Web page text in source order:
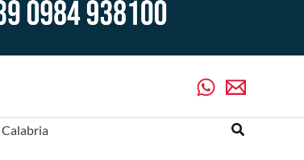
Calabria Cerca